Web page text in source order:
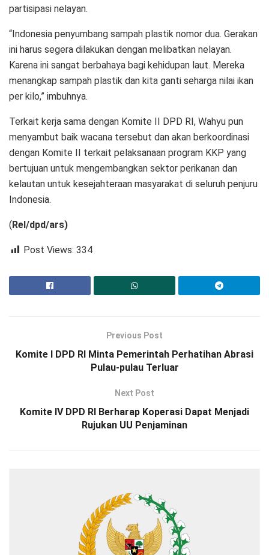
partisipasi nelayan.
“Indonesia penyumbang sampah plastik nomor dua. Gerakan
ini harus segera dilakukan dengan melibatkan nelayan.
Karena ini sangat berbahaya bagi kehidupan laut. Mereka
menangkap sampah plastik dan kita ganti seharga nilai ikan
per kilo,” imbuhnya.
Terkait kerja sama dengan Komite II DPD RI, Wahyu pun
menyambut baik wacana tersebut dan akan berkoordinasi
dengan Komite II terkait pelaksanaan program KKP yang
bertujuan untuk mengembangkan sektor perikanan dan
kelautan untuk kesejahteraan masyarakat di seluruh penjuru
Indonesia.
(Rel/dpd/ars)
Post Views: 334
Previous Post
Komite I DPD RI Minta Pemerintah Perhatihan Abrasi
Pulau-pulau Terluar
Next Post
Komite IV DPD RI Berharap Koperasi Dapat Menjadi
Rujukan UU Penjaminan